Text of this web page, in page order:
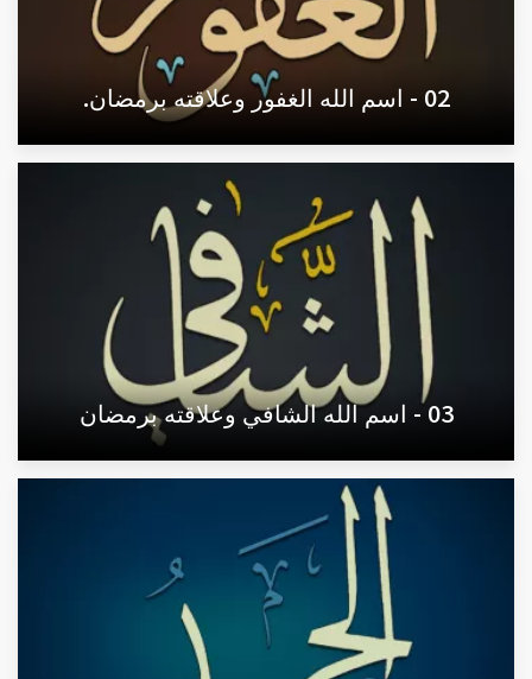
02 - اسم الله الغفور وعلاقته برمضان.
03 - اسم الله الشافي وعلاقته برمضان